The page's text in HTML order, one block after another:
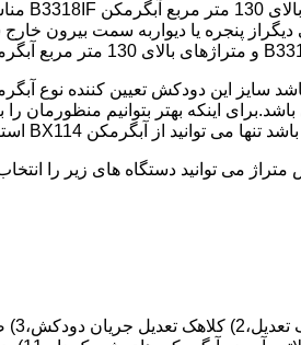
پنجره یا دیواربه سمت بیرون